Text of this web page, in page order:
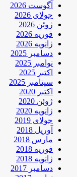
آگوست 2026
جولای 2026
ژوئن 2026
فوریه 2026
ژانویه 2026
دسامبر 2025
نوامبر 2025
اکتبر 2025
سپتامبر 2025
اکتبر 2020
ژوئن 2020
ژانویه 2020
جولای 2019
آوریل 2018
مارس 2018
فوریه 2018
ژانویه 2018
دسامبر 2017